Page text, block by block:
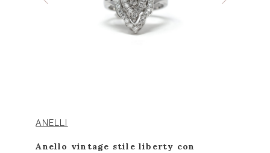
ANELLI
Anello vintage stile liberty con